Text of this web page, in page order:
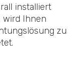
installiert
wird Ihnen
zu